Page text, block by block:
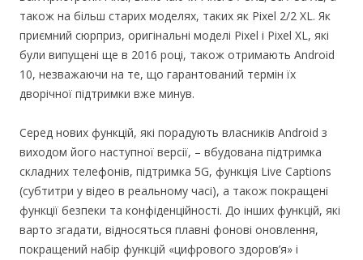
також на більш старих моделях, таких як Pixel 2/2 XL. Як
приємний сюрприз, оригінальні моделі Pixel і Pixel XL, які
були випущені ще в 2016 році, також отримають Android
10, незважаючи на те, що гарантований термін їх
дворічної підтримки вже минув.
Серед нових функцій, які порадують власників Android з
виходом його наступної версії, – вбудована підтримка
складних телефонів, підтримка 5G, функція Live Captions
(субтитри у відео в реальному часі), а також покращені
функції безпеки та конфіденційності. До інших функцій, які
варто згадати, відносяться плавні фонові оновлення,
покращений набір функцій «цифрового здоров’я» і